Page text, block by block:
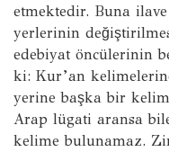
etmektedir. Buna
yerlerinin
edebiyat öncülerinin
ki: Kur’an
yerine başka bir
Arap lügati aransa
kelime bulunamaz.